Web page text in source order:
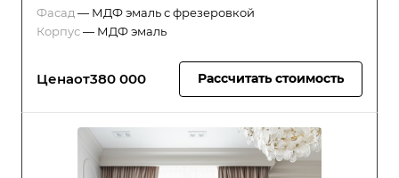
Фасад — МДФ эмаль с фрезеровкой
Корпус— МДФ эмаль
Ценаот380 000 Рассчитать стоимость